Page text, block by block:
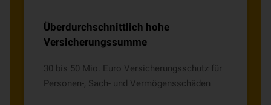
Überdurchschnittlich hohe
Versicherungssumme
30 bis 50 Mio. Euro Versicherungsschutz für
Personen-, Sach- und Vermögensschäden